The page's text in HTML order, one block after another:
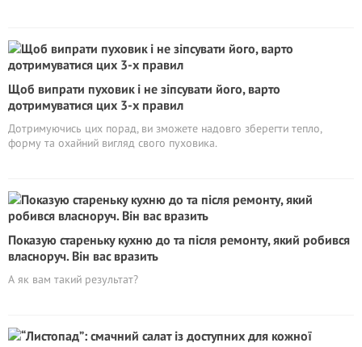
Щоб випрати пуховик і не зіпсувати його, варто
дотримуватися цих 3-х правил
Дотримуючись цих порад, ви зможете надовго зберегти тепло,
форму та охайний вигляд свого пуховика.
Показую cтареньку кухню до та пiсля ремонту, який робився
власноруч. Він вас вpaзить
А як вам такий результат?